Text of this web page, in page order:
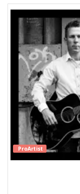
ProArtist